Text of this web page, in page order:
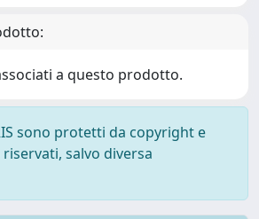
a questo prodotto.
sono protetti da copyright e
salvo diversa